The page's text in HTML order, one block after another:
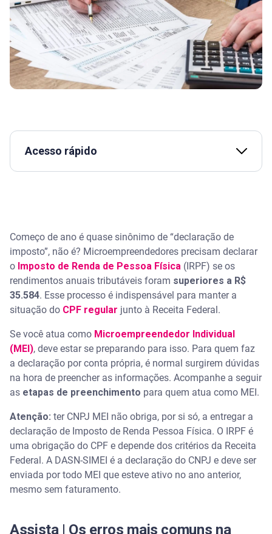
Acesso rápido
posso fazer?
Imposto de renda MEI: quem precisa declarar?
Afinal, MEI paga Imposto de Renda?
necessários para a declaração
Como fazer declaração de Imposto de Renda como
MEI?
o cálculo
Como fazer a declaração anual do MEI?
Consequências de não declarar o Imposto de Renda
como MEI dentro do prazo
MEI
Começo de ano é quase sinônimo de “declaração de
imposto”, não é? Microempreendedores precisam declarar
o Imposto de Renda de Pessoa Física (IRPF) se os
rendimentos anuais tributáveis foram superiores a R$
35.584. Esse processo é indispensável para manter a
situação do CPF regular junto à Receita Federal.
Se você atua como Microempreendedor Individual
(MEI), deve estar se preparando para isso. Para quem faz
a declaração por conta própria, é normal surgirem dúvidas
na hora de preencher as informações. Acompanhe a seguir
as etapas de preenchimento para quem atua como MEI.
Atenção: ter CNPJ MEI não obriga, por si só, a entregar a
declaração de Imposto de Renda Pessoa Física. O IRPF é
uma obrigação do CPF e depende dos critérios da Receita
Federal. A DASN-SIMEI é a declaração do CNPJ e deve ser
enviada por todo MEI que esteve ativo no ano anterior,
mesmo sem faturamento.
Assista | Os erros mais comuns na